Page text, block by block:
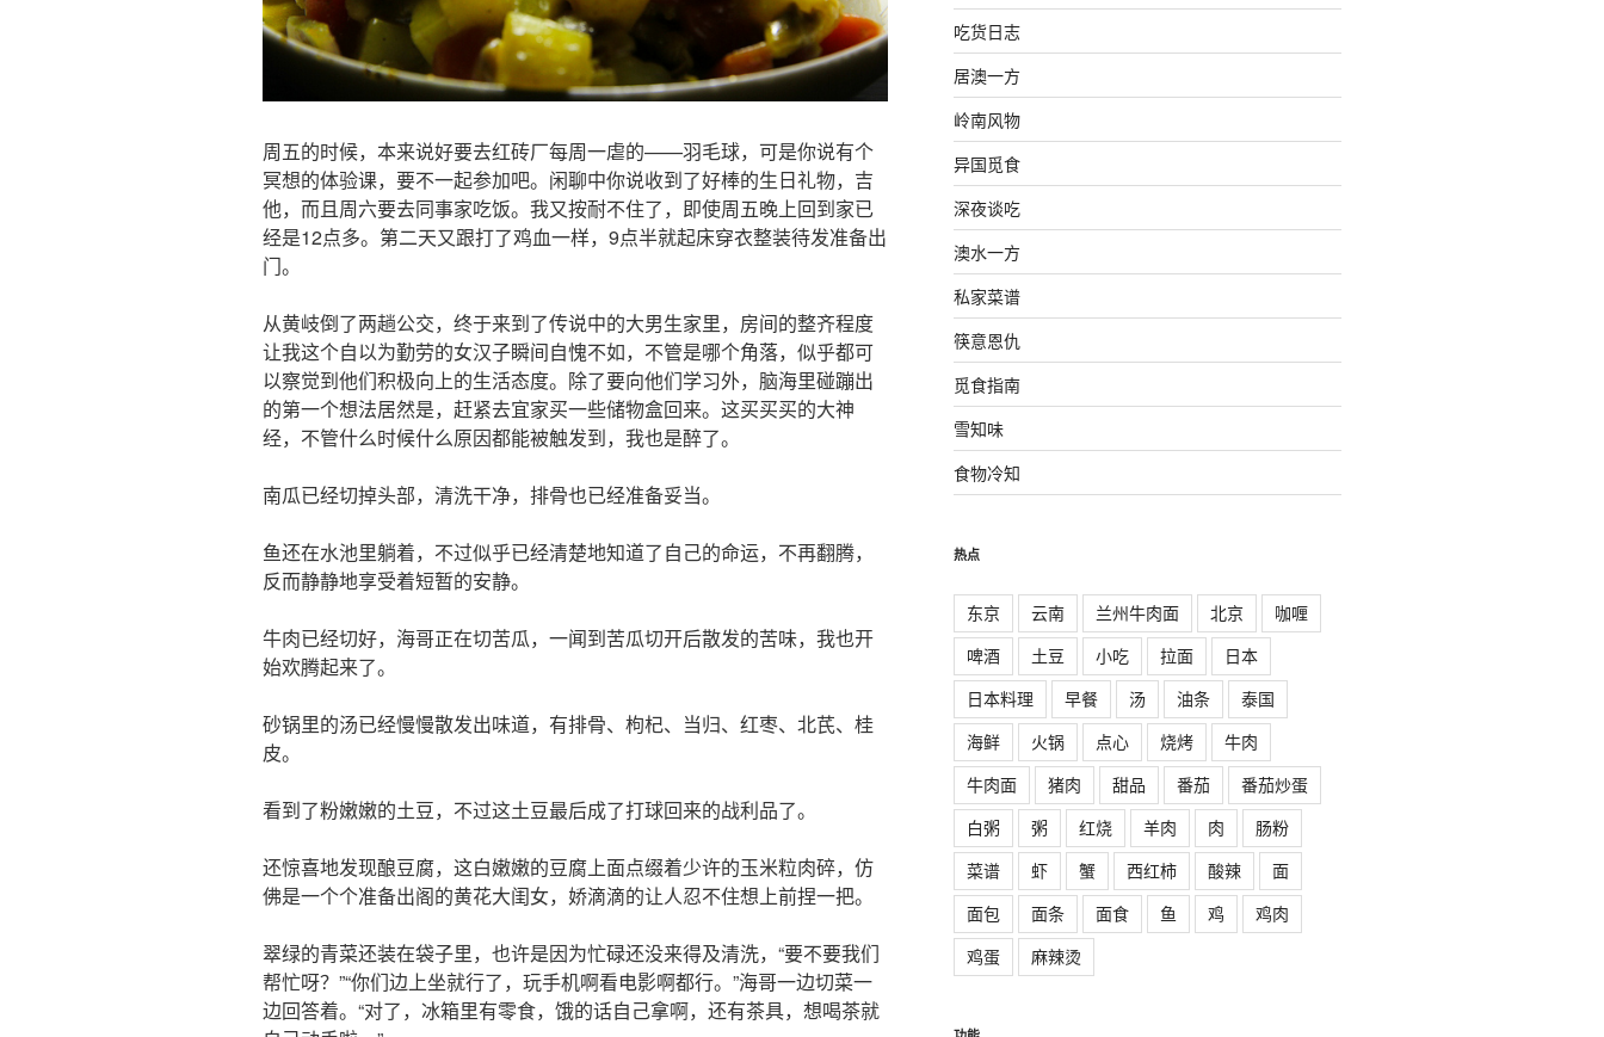
周五的时候，本来说好要去红砖厂每周一虐的——羽毛球，可是你说有个
冥想的体验课，要不一起参加吧。闲聊中你说收到了好棒的生日礼物，吉
他，而且周六要去同事家吃饭。我又按耐不住了，即使周五晚上回到家已
经是12点多。第二天又跟打了鸡血一样，9点半就起床穿衣整装待发准备出
门。
从黄岐倒了两趟公交，终于来到了传说中的大男生家里，房间的整齐程度
让我这个自以为勤劳的女汉子瞬间自愧不如，不管是哪个角落，似乎都可
以察觉到他们积极向上的生活态度。除了要向他们学习外，脑海里碰蹦出
的第一个想法居然是，赶紧去宜家买一些储物盒回来。这买买买的大神
经，不管什么时候什么原因都能被触发到，我也是醉了。
南瓜已经切掉头部，清洗干净，排骨也已经准备妥当。
鱼还在水池里躺着，不过似乎已经清楚地知道了自己的命运，不再翻腾，
反而静静地享受着短暂的安静。
牛肉已经切好，海哥正在切苦瓜，一闻到苦瓜切开后散发的苦味，我也开
始欢腾起来了。
砂锅里的汤已经慢慢散发出味道，有排骨、枸杞、当归、红枣、北芪、桂
皮。
看到了粉嫩嫩的土豆，不过这土豆最后成了打球回来的战利品了。
还惊喜地发现酿豆腐，这白嫩嫩的豆腐上面点缀着少许的玉米粒肉碎，仿
佛是一个个准备出阁的黄花大闺女，娇滴滴的让人忍不住想上前捏一把。
翠绿的青菜还装在袋子里，也许是因为忙碌还没来得及清洗，“要不要我们
帮忙呀？”“你们边上坐就行了，玩手机啊看电影啊都行。”海哥一边切菜一
边回答着。“对了，冰箱里有零食，饿的话自己拿啊，还有茶具，想喝茶就
吃货日志
居澳一方
岭南风物
异国觅食
深夜谈吃
澳水一方
私家菜谱
筷意恩仇
觅食指南
雪知味
食物冷知
热点
东京 云南 兰州牛肉面 北京
咖喱
啤酒
土豆 小吃 拉面
日本
日本料理
早餐 汤 油条
泰国
海鲜
火锅 点心 烧烤
牛肉
牛肉面
猪肉 甜品 番茄
番茄炒蛋
白粥
粥 红烧 羊肉 肉
肠粉
菜谱
虾 蟹 西红柿 酸辣
面
面包
面条 面食 鱼 鸡
鸡肉
鸡蛋
麻辣烫